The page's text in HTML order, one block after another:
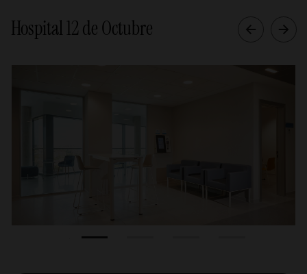
Hospital 12 de Octubre